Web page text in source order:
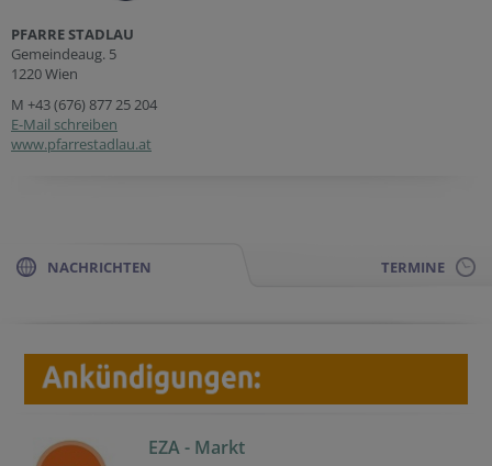
PFARRE STADLAU
Gemeindeaug. 5
1220 Wien
M +43 (676) 877 25 204
E-Mail schreiben
www.pfarrestadlau.at
NACHRICHTEN TERMINE
EZA - Markt